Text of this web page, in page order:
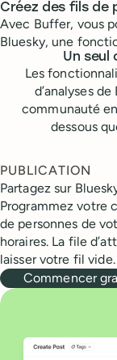
Créez des fils de
Avec Buffer, vous
Bluesky, une
Un seul
Les
d’analyses
communauté
dessous
PUBLICATION
Partagez sur
Programmez votre
de personnes de
horaires. La file
laisser votre fil vide.
Commencer